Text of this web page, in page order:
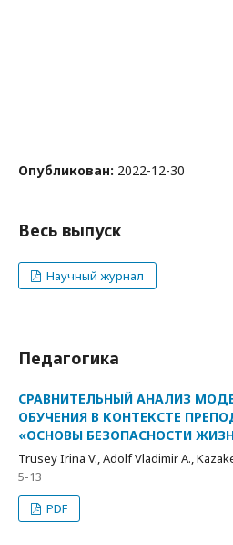
Опубликован: 2022-12-30
Весь выпуск
Научный журнал
Педагогика
СРАВНИТЕЛЬНЫЙ АНАЛИЗ
ОБУЧЕНИЯ В КОНТЕКСТЕ
«ОСНОВЫ БЕЗОПАСНОСТИ
Trusey Irina V., Adolf Vladimir A.,
5-13
PDF